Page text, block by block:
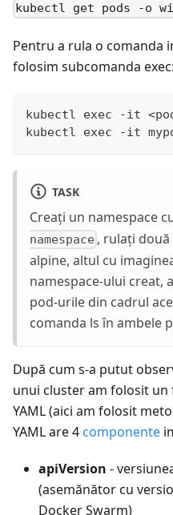
kubectl get pods -o
Pentru a rula o comanda
folosim subcomanda exec:
kubectl exec -it
kubectl exec -it
TASK
Creați un namespace
namespace , rulați
alpine, altul cu
namespace-ului creat,
pod-urile din cadrul
comanda ls în ambele
După cum s-a putut
unui cluster am folosit
YAML (aici am folosit
YAML are 4 componente
apiVersion -
(asemănător cu
Docker Swarm)